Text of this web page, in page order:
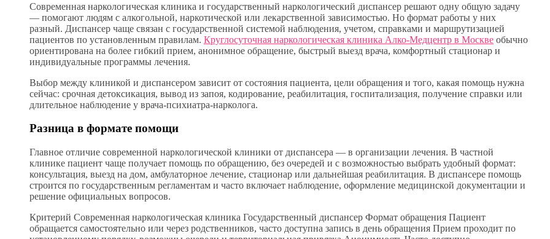
Современная наркологическая клиника и государственный наркологический диспансер решают одну общую задачу
— помогают людям с алкогольной, наркотической или лекарственной зависимостью. Но формат работы у них
разный. Диспансер чаще связан с государственной системой наблюдения, учетом, справками и маршрутизацией
пациентов по установленным правилам. Круглосуточная наркологическая клиника Алко-Медцентр в Москве обычно
ориентирована на более гибкий прием, анонимное обращение, быстрый выезд врача, комфортный стационар и
индивидуальные программы лечения.
Выбор между клиникой и диспансером зависит от состояния пациента, цели обращения и того, какая помощь нужна
сейчас: срочная детоксикация, вывод из запоя, кодирование, реабилитация, госпитализация, получение справки или
длительное наблюдение у врача-психиатра-нарколога.
Разница в формате помощи
Главное отличие современной наркологической клиники от диспансера — в организации лечения. В частной
клинике пациент чаще получает помощь по обращению, без очередей и с возможностью выбрать удобный формат:
консультация, выезд на дом, амбулаторное лечение, стационар или дальнейшая реабилитация. В диспансере помощь
строится по государственным регламентам и часто включает наблюдение, оформление медицинской документации и
решение официальных вопросов.
Критерий Современная наркологическая клиника Государственный диспансер Формат обращения Пациент
обращается самостоятельно или через родственников, часто доступна запись в день обращения Прием проходит по